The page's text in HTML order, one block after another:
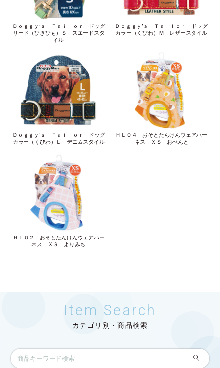
Ｄｏｇｇｙ’ｓ Ｔａｉｌｏｒ ドッグ
リード（ひきひも）Ｓ スエードスタ
イル
Ｄｏｇｇｙ’ｓ Ｔａｉｌｏｒ ドッグ
カラー（くびわ）Ｍ レザースタイル
Ｄｏｇｇｙ’ｓ Ｔａｉｌｏｒ ドッグ
カラー（くびわ）Ｌ デニムスタイル
ＨＬ０４ おそとたんけんウェアハー
ネス ＸＳ おべんと
ＨＬ０２ おそとたんけんウェアハー
ネス ＸＳ よりみち
Item Search
カテゴリ別・商品検索